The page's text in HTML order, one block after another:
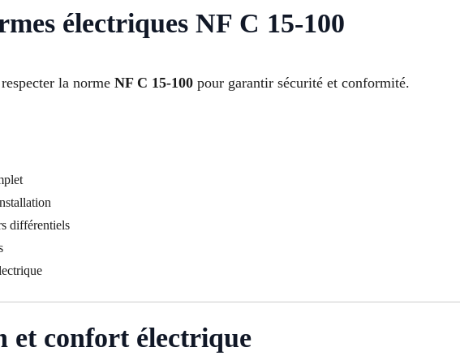
électriques NF C 15-100
la norme NF C 15-100 pour garantir sécurité et conformité.
différentiels
et confort électrique